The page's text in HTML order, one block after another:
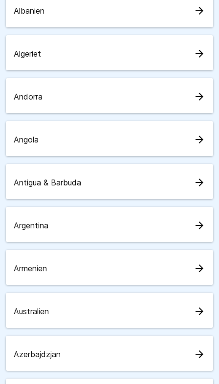
Albanien arrow_forward
Algeriet arrow_forward
Andorra arrow_forward
Angola arrow_forward
Antigua & Barbuda arrow_forward
Argentina arrow_forward
Armenien arrow_forward
Australien arrow_forward
Azerbajdzjan arrow_forward